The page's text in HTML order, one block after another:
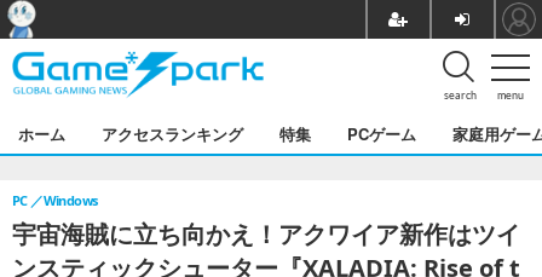
menu
search
ホーム アクセスランキング 特集 PCゲーム 家庭用ゲー
宇宙海賊に立ち向かえ！アクワイア新作はツイ
ンスティックシューター『XALADIA: Rise of t
PC Windows